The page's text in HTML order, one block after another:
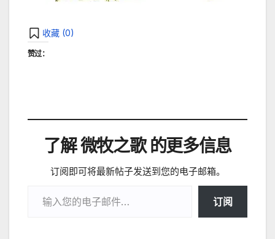
收藏 (0)
赞过：
了解 微牧之歌 的更多信息
订阅即可将最新帖子发送到您的电子邮箱。
订阅